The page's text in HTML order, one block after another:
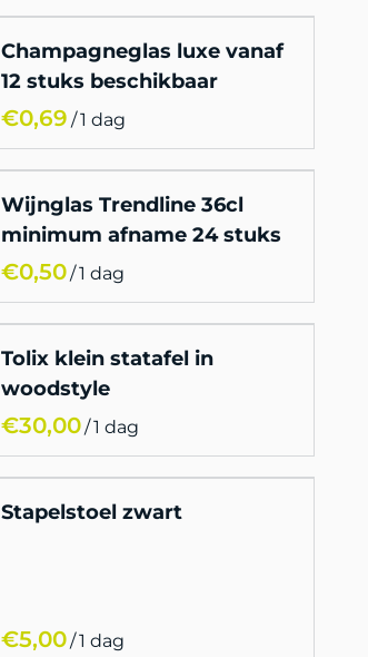
Champagneglas luxe vanaf
12 stuks beschikbaar
/
Wijnglas Trendline 36cl
minimum afname 24 stuks
/
Tolix klein statafel in
woodstyle
/
Stapelstoel zwart
/